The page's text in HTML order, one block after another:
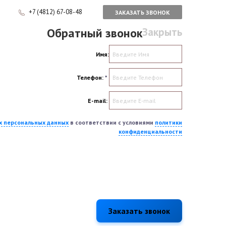
+7 (4812) 67-08-48 ЗАКАЗАТЬ ЗВОНОК
Закрыть
Обратный звонок
Имя:
Телефон: *
E-mail:
персональных данных в соответствии с условиями политики
конфиденциальности